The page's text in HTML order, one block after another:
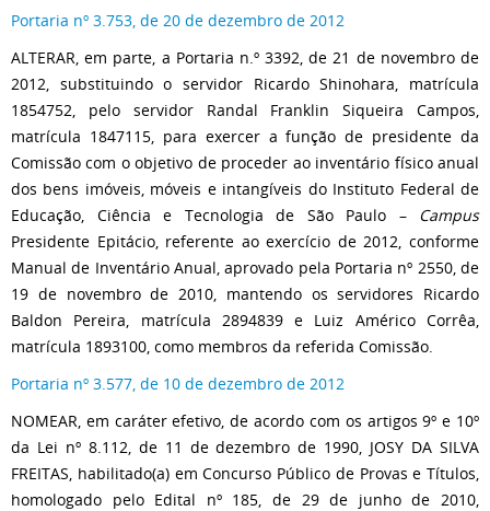
Portaria nº 3.753, de 20 de dezembro de 2012
ALTERAR, em parte, a Portaria n.º 3392, de 21 de novembro de
2012, substituindo o servidor Ricardo Shinohara, matrícula
1854752, pelo servidor Randal Franklin Siqueira Campos,
matrícula 1847115, para exercer a função de presidente da
Comissão com o objetivo de proceder ao inventário físico anual
dos bens imóveis, móveis e intangíveis do Instituto Federal de
Educação, Ciência e Tecnologia de São Paulo – Campus
Presidente Epitácio, referente ao exercício de 2012, conforme
Manual de Inventário Anual, aprovado pela Portaria nº 2550, de
19 de novembro de 2010, mantendo os servidores Ricardo
Baldon Pereira, matrícula 2894839 e Luiz Américo Corrêa,
matrícula 1893100, como membros da referida Comissão.
Portaria nº 3.577, de 10 de dezembro de 2012
NOMEAR, em caráter efetivo, de acordo com os artigos 9º e 10º
da Lei nº 8.112, de 11 de dezembro de 1990, JOSY DA SILVA
FREITAS, habilitado(a) em Concurso Público de Provas e Títulos,
homologado pelo Edital nº 185, de 29 de junho de 2010,